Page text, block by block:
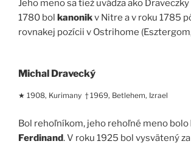
Jeho meno sa tiež uvádza ako
1780 bol kanonikv Nitre a v roku 1785
rovnakej pozícii v Ostrihome
Michal Dravecký
★ 1908, Kurimany † 1969, Betlehem, Izrael
Bol rehoľníkom, jeho rehoľné meno bolo
Ferdinand. V roku 1925 bol vysvätený